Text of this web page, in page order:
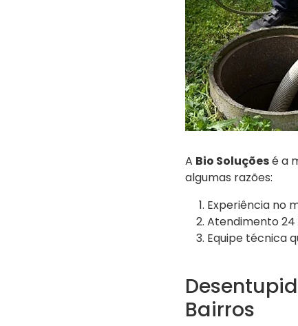
A Bio Soluçõesé a
algumas razões:
Experiência no
Atendimento 24
Equipe técnica
Bairros